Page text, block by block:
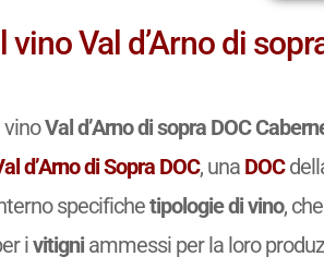
vino Val d’Arno di
vinoVal d’Arno di sopra DOC
d’Arno di Sopra DOC, una DOC
specifichetipologie di vino,
ivitigniammessi per la loro